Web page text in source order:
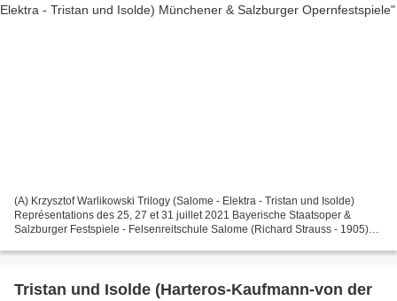
(A) Krzysztof Warlikowski Trilogy (Salome - Elektra - Tristan und Isolde)
Représentations des 25, 27 et 31 juillet 2021 Bayerische Staatsoper &
Salzburger Festspiele - Felsenreitschule Salome (Richard Strauss - 1905)
Tristan und Isolde (Harteros-Kaufmann-von der